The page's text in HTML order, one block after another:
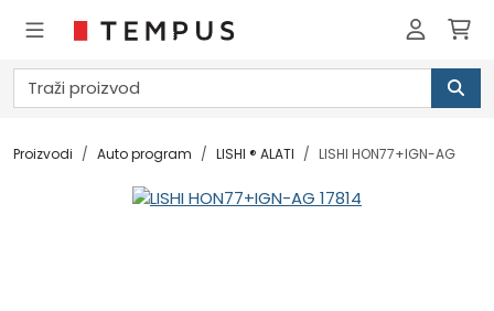
Proizvodi Auto program LISHI ® ALATI LISHI HON77+IGN-AG